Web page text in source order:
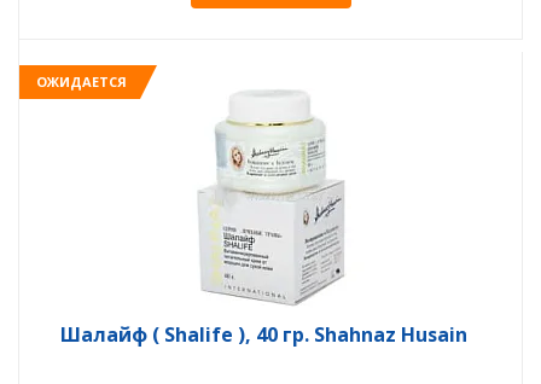
ОЖИДАЕТСЯ
Шалайф ( Shalife ), 40 гр. Shahnaz Husain